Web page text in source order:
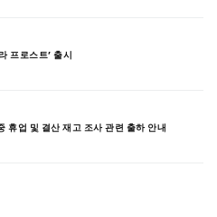
프로스트’ 출시
휴업 및 결산 재고 조사 관련 출하 안내